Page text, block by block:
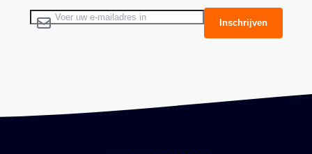
Abonneer u op onze nieuwsbrief Inschrijven